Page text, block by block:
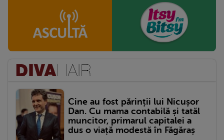
Cine au fost părinții lui Nicușor
Dan. Cu mama contabilă și tatăl
muncitor, primarul capitalei a
dus o viață modestă în Făgăraș